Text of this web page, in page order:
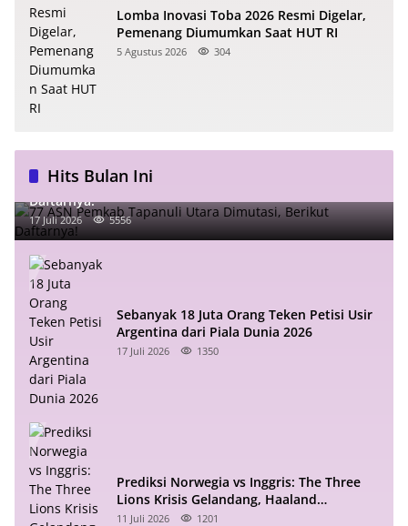
Lomba Inovasi Toba 2026 Resmi Digelar,
Pemenang Diumumkan Saat HUT RI
5 Agustus 2026 304
Hits Bulan Ini
77 ASN Pemkab Tapanuli Utara Dimutasi, Berikut
Daftarnya!
17 Juli 2026 5556
Sebanyak 18 Juta Orang Teken Petisi Usir
Argentina dari Piala Dunia 2026
17 Juli 2026 1350
Prediksi Norwegia vs Inggris: The Three
Lions Krisis Gelandang, Haaland
Mengintai
11 Juli 2026 1201